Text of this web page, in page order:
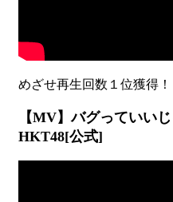
【MV】バグっていい
HKT48[公式]